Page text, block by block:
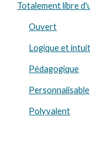
Totalement libre
Ouvert
Logique et
Pédagogique
Personnalisable
Polyvalent